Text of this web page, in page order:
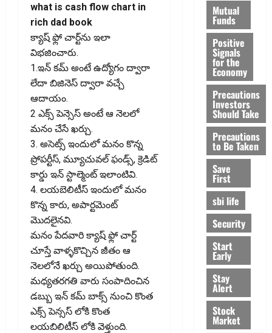
what is cash flow chart in
rich dad book
క్యాష్ ఫ్లో చార్ట్‌ను ఇలా
విభ‌జించారు.
1.ఇన్ కమ్ అంటే ఉద్యోగం ద్వారా
లేదా బిజినెస్ ద్వారా వచ్చే
ఆదాయం.
2 ఎక్స్ పెన్సెస్ అంటే ఆ నెలలో
మనం చేసే ఖర్చు.
3. అసెట్స్ ఇందులో మనం కొన్న
ప్రోపర్టీస్, మ్యూచువల్ ఫండ్స్, క్రెడిట్
కార్డు ఇన్ స్టాల్మెంట్ ఇలాంటివి.
4. లయబెలిటీస్ ఇందులో మనం
కొన్న కారు, అపార్టమెంట్
మొదలైనవి.
మనం పేదవారి క్యాష్ ఫ్లో చార్ట్
చూస్తే వాళ్ళకొచ్చిన జీతం ఆ
నెలలోనే ఖర్చు అయిపోతుంది.
మధ్యతరగతి వారు సంపాదించిన
డబ్బు ఇన్ కమ్ బాక్స్ నుంచి కొంత
ఎక్స్ పెన్సస్ లోకి కొంత
లయ‌బిలిటీస్ లోకి వెళ్తుంది.
Mutual
Funds
Positive
Signals
for the
Economy
Precautions
Investors
Should Take
Precautions
to Be Taken
Save
First
sbi life
Security
Start
Early
Stay
Alert
Stock
Market